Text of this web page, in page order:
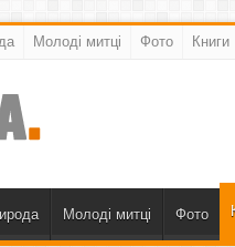
Молоді митці Фото Книги
Молоді митці Фото